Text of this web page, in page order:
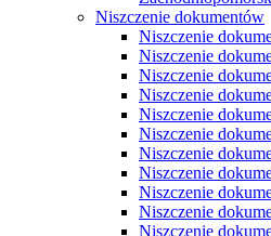
Niszczenie dokumentów
Niszczenie
Niszczenie
Niszczenie
Niszczenie
Niszczenie
Niszczenie
Niszczenie
Niszczenie
Niszczenie
Niszczenie
Niszczenie